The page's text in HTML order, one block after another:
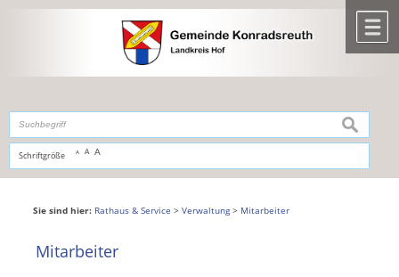
,zur Navigationoderzur Startseitespringen.
Schriftgröße A A A
suchen
Sie sind hier: Rathaus & Service > Verwaltung> Mitarbeiter
Mitarbeiter